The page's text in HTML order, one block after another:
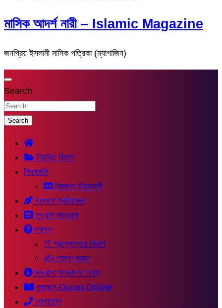
মাসিক আদর্শ নারী – Islamic Magazine
জনপ্রিয় ইসলামী মাসিক পত্রিকা (ম্যাগাজিন)
Search
Search
নিয়মিত বিভাগ
নিয়মাবলি
বিজ্ঞাপন নিয়মাবলী
গবেষণা প্রতিবেদন
সুওয়াল-জাওয়াব
প্রশ্ন
⁉ প্রশ্নোত্তর বিভাগ
✍ প্রশ্ন করুন
মাদরাসা সংক্রান্ত তথ্য
কুরআন-Quran Online
যোগাযোগ